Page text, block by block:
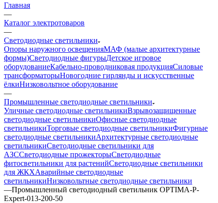
Главная
—
Каталог электротоваров
—
Светодиодные светильники
Опоры наружного освещенияМАФ (малые архитектурные
формы)Светодиодные фигурыДетское игровое
оборудованиеКабельно-проводниковая продукцияСиловые
трансформаторыНовогодние гирлянды и искусственные
ёлкиНизковольтное оборудование
—
Промышленные светодиодные светильники
Уличные светодиодные светильникиВзрывозащищенные
светодиодные светильникиОфисные светодиодные
светильникиТорговые светодиодные светильникиФигурные
светодиодные светильникиАрхитектурные светодиодные
светильникиСветодиодные светильники для
АЗССветодиодные прожекторыСветодиодные
фитосветильники для растенийСветодиодные светильники
для ЖКХАварийные светодиодные
светильникиНизковольтные светодиодные светильники
—Промышленный светодиодный светильник OPTIMA-P-
Expert-013-200-50